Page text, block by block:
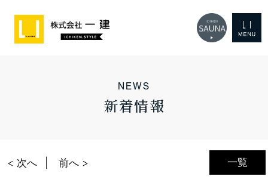
NEWS
新着情報
一覧
< 次へ 前へ >